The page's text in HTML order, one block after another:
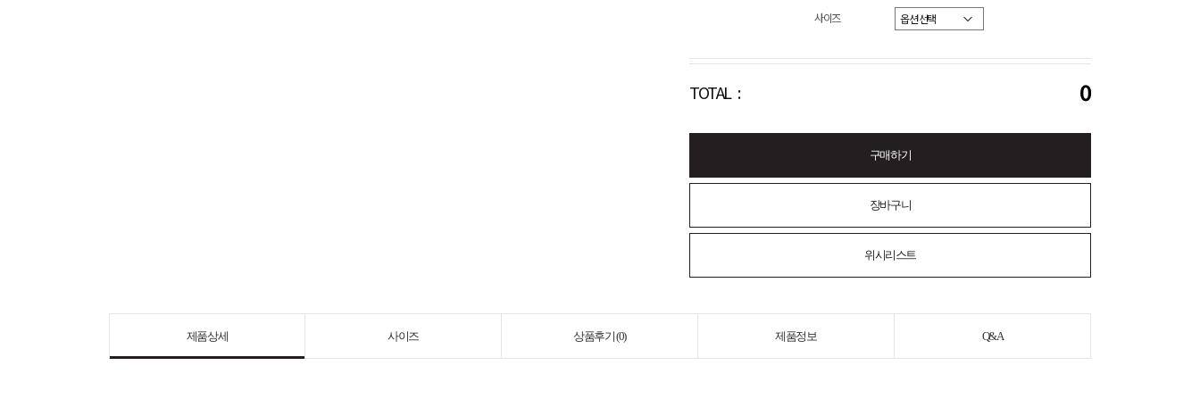
사이즈
TOTAL : 0
구매하기
장바구니
위시리스트
제품상세 사이즈 상품후기 (0) 제품정보 Q&A